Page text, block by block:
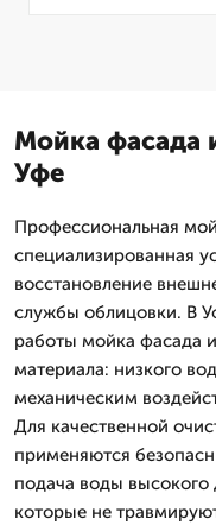
Мойка фасада
Уфе
Профессиональная
специализированная
восстановление
службы облицовки. В
работы мойка фасада
материала: низкого
механическим
Для качественной
применяются
подача воды
которые не